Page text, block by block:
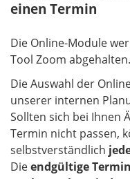
d
einen Termin
Die Online-Module
Tool Zoom abgehalten.
Die Auswahl der
unserer internen
Sollten sich bei Ihnen
Termin nicht passen,
selbstverständlich
Dieendgültige